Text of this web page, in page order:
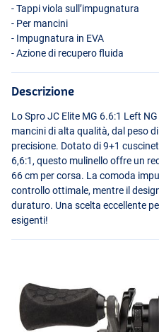
- Tappi viola sull’impugnatura
- Per mancini
- Impugnatura in EVA
- Azione di recupero fluida
Descrizione
Lo Spro JC Elite MG 6.6:1 Left
mancini di alta qualità, dal peso
precisione. Dotato di 9+1
6,6:1, questo mulinello offre un
66 cm per corsa. La comoda
controllo ottimale, mentre il
duraturo. Una scelta eccellente
esigenti!